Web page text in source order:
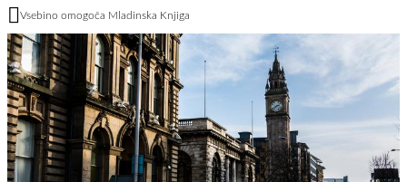
Vsebino omogoča Mladinska Knjiga